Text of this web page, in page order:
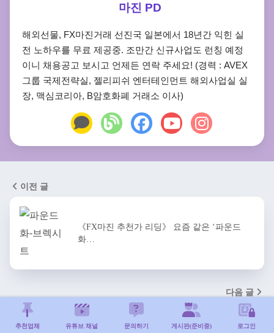
마진 PD
해외선물, FX마진거래 선진국 일본에서 18년간 익힌 실
전 노하우를 무료 제공중. 조만간 신규사업도 런칭 예정
이니 채용공고 보시고 언제든 연락 주세요! (경력 : AVEX
그룹 국제전략실, 젤리피쉬 엔터테인먼트 해외사업실 실
장, 맥심코리아, B암호화폐 거래소 이사)
이전 글
《FX마진 추천가 리딩》 요즘 같은 ‘파운드
화…
다음 글
추천업체 유튜브 채널 문의하기 게시판(준비중) 로그인